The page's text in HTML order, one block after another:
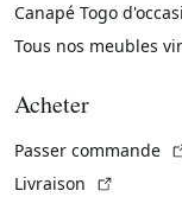
Canapé Togo
Tous nos meubles
Acheter
Passer commande
Livraison